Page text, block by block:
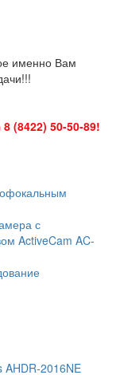
именно Вам
(8422) 50-50-89!
с
ActiveCam AC-